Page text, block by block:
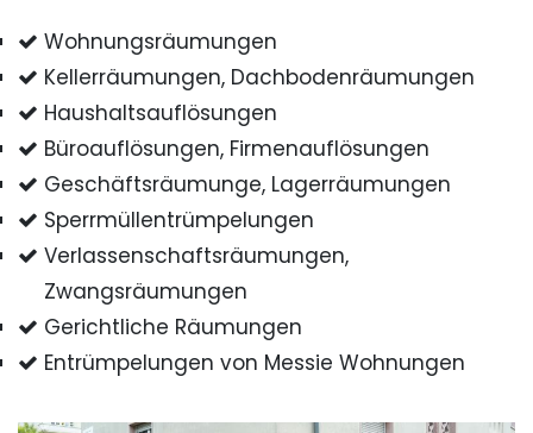
Wohnungsräumungen
Kellerräumungen, Dachbodenräumungen
Haushaltsauflösungen
Büroauflösungen, Firmenauflösungen
Geschäftsräumunge, Lagerräumungen
Sperrmüllentrümpelungen
Verlassenschaftsräumungen,
Zwangsräumungen
Gerichtliche Räumungen
Entrümpelungen von Messie Wohnungen